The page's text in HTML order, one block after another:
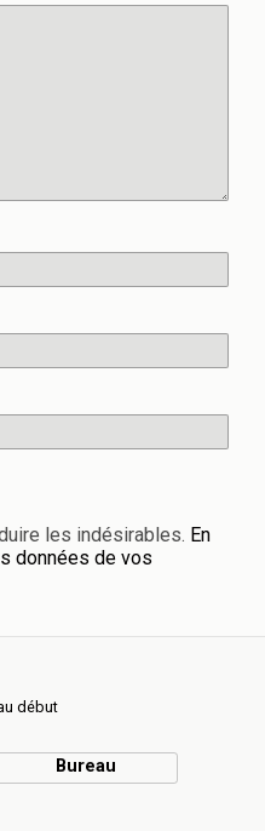
les indésirables. En
données de vos
début
Bureau